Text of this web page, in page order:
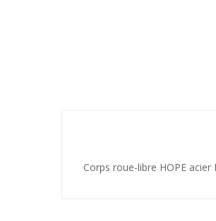
Corps roue-libre HOPE